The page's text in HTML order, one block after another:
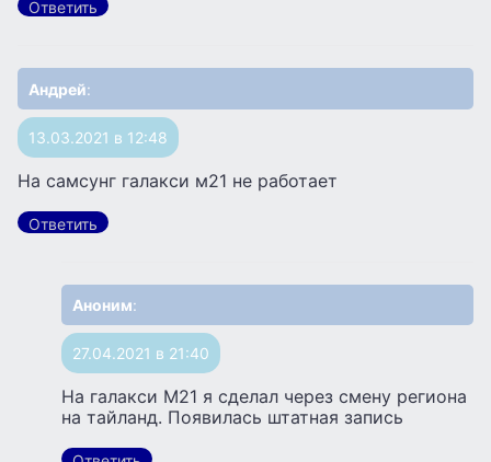
Ответить
Андрей:
13.03.2021 в 12:48
На самсунг галакси м21 не работает
Ответить
Аноним:
27.04.2021 в 21:40
На галакси M21 я сделал через смену региона
на тайланд. Появилась штатная запись